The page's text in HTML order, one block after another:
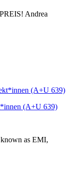
Andrea
(A+U 639)
as EMI,